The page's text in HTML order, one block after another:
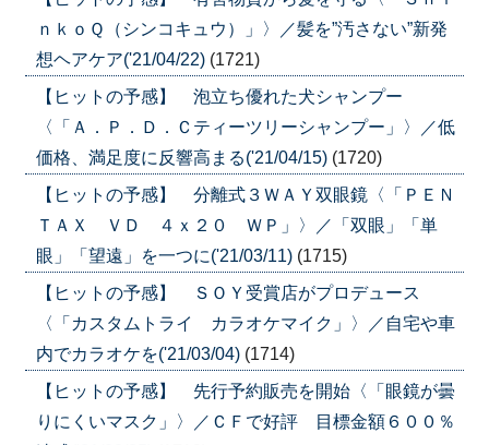
ｎｋｏＱ（シンコキュウ）」〉／髪を”汚さない”新発
想ヘアケア('21/04/22) (1721)
【ヒットの予感】 泡立ち優れた犬シャンプー
〈「Ａ．Ｐ．Ｄ．Ｃティーツリーシャンプー」〉／低
価格、満足度に反響高まる('21/04/15) (1720)
【ヒットの予感】 分離式３ＷＡＹ双眼鏡〈「ＰＥＮ
ＴＡＸ ＶＤ ４ｘ２０ ＷＰ」〉／「双眼」「単
眼」「望遠」を一つに('21/03/11) (1715)
【ヒットの予感】 ＳＯＹ受賞店がプロデュース
〈「カスタムトライ カラオケマイク」〉／自宅や車
内でカラオケを('21/03/04) (1714)
【ヒットの予感】 先行予約販売を開始〈「眼鏡が曇
りにくいマスク」〉／ＣＦで好評 目標金額６００％